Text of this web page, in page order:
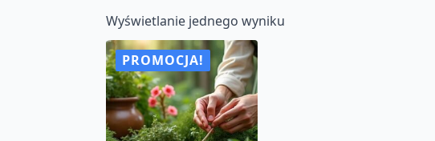
Wyświetlanie jednego wyniku
PROMOCJA!